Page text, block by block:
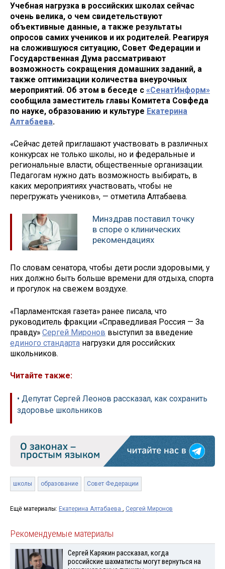
Учебная нагрузка в российских школах сейчас
очень велика, о чем свидетельствуют
объективные данные, а также результаты
опросов самих учеников и их родителей. Реагируя
на сложившуюся ситуацию, Совет Федерации и
Государственная Дума рассматривают
возможность сокращения домашних заданий, а
также оптимизации количества внеурочных
мероприятий. Об этом в беседе с «СенатИнформ»
сообщила заместитель главы Комитета Совфеда
по науке, образованию и культуре Екатерина
Алтабаева.
«Сейчас детей приглашают участвовать в различных
конкурсах не только школы, но и федеральные и
региональные власти, общественные организации.
Педагогам нужно дать возможность выбирать, в
каких мероприятиях участвовать, чтобы не
перегружать учеников», — отметила Алтабаева.
Минздрав поставил точку
в споре о клинических
рекомендациях
По словам сенатора, чтобы дети росли здоровыми, у
них должно быть больше времени для отдыха, спорта
и прогулок на свежем воздухе.
«Парламентская газета» ранее писала, что
руководитель фракции «Справедливая Россия — За
правду» Сергей Миронов выступил за введение
единого стандарта нагрузки для российских
школьников.
Читайте также:
• Депутат Сергей Леонов рассказал, как сохранить
здоровье школьников
школы образование Совет Федерации
Ещё материалы: Екатерина Алтабаева , Сергей Миронов
Рекомендуемые материалы
Сергей Карякин рассказал, когда
российские шахматисты могут вернуться на